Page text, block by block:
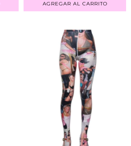
AGREGAR AL CARRITO